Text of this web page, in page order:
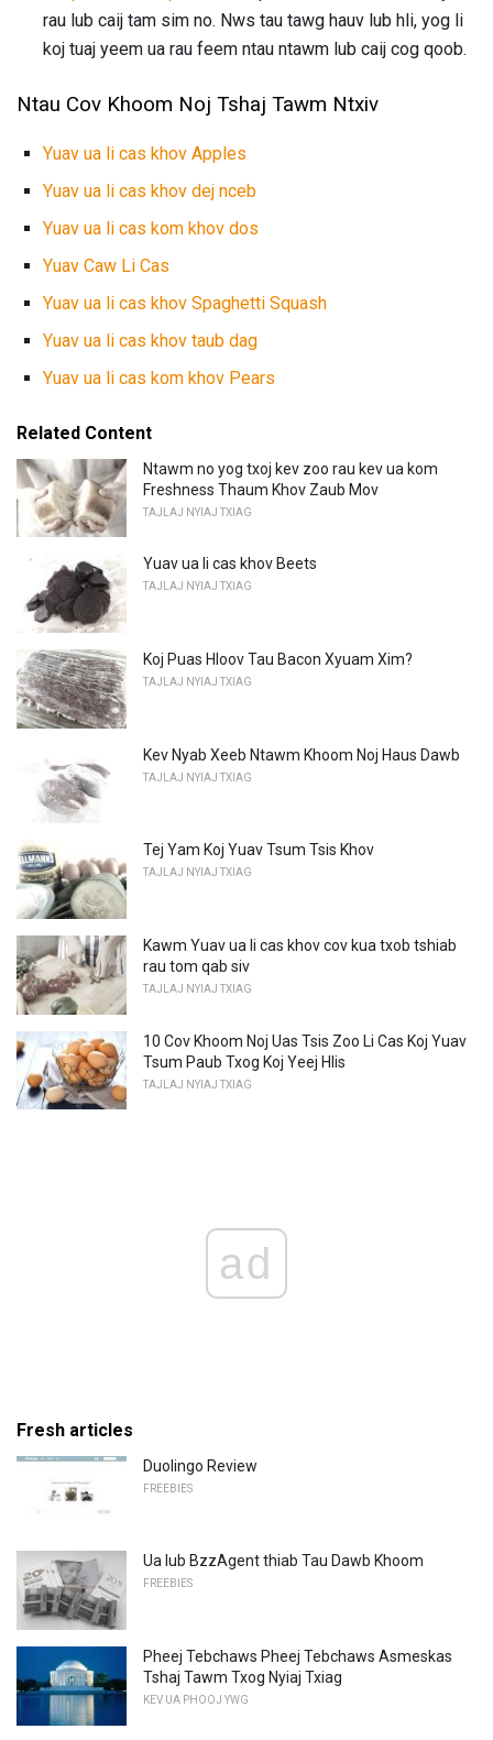
rau lub caij tam sim no. Nws tau tawg hauv lub hli, yog li
koj tuaj yeem ua rau feem ntau ntawm lub caij cog qoob.
Ntau Cov Khoom Noj Tshaj Tawm Ntxiv
Yuav ua li cas khov Apples
Yuav ua li cas khov dej nceb
Yuav ua li cas kom khov dos
Yuav Caw Li Cas
Yuav ua li cas khov Spaghetti Squash
Yuav ua li cas khov taub dag
Yuav ua li cas kom khov Pears
Related Content
Ntawm no yog txoj kev zoo rau kev ua kom
Freshness Thaum Khov Zaub Mov
TAJLAJ NYIAJ TXIAG
Yuav ua li cas khov Beets
TAJLAJ NYIAJ TXIAG
Koj Puas Hloov Tau Bacon Xyuam Xim?
TAJLAJ NYIAJ TXIAG
Kev Nyab Xeeb Ntawm Khoom Noj Haus Dawb
TAJLAJ NYIAJ TXIAG
Tej Yam Koj Yuav Tsum Tsis Khov
TAJLAJ NYIAJ TXIAG
Kawm Yuav ua li cas khov cov kua txob tshiab
rau tom qab siv
TAJLAJ NYIAJ TXIAG
10 Cov Khoom Noj Uas Tsis Zoo Li Cas Koj Yuav
Tsum Paub Txog Koj Yeej Hlis
TAJLAJ NYIAJ TXIAG
ad
Fresh articles
Duolingo Review
FREEBIES
Ua lub BzzAgent thiab Tau Dawb Khoom
FREEBIES
Pheej Tebchaws Pheej Tebchaws Asmeskas
Tshaj Tawm Txog Nyiaj Txiag
KEV UA PHOOJ YWG